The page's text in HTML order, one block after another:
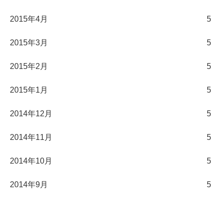
2015年4月 5
2015年3月 5
2015年2月 5
2015年1月 5
2014年12月 5
2014年11月 5
2014年10月 5
2014年9月 5